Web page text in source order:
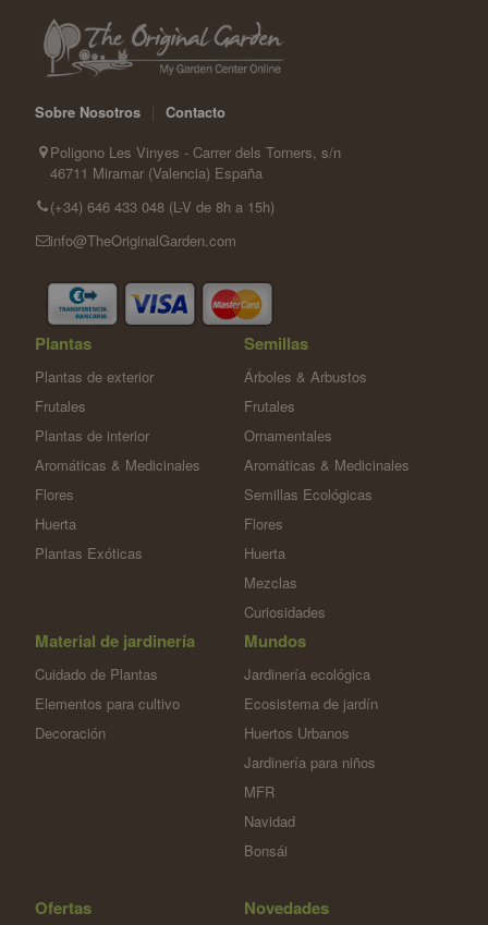
Sobre Nosotros
Contacto
Poligono Les Vinyes - Carrer dels Torners, s/n
46711 Miramar (Valencia) España
(+34) 646 433 048 (L-V de 8h a 15h)
info@TheOriginalGarden.com
Plantas
Plantas de exterior
Frutales
Plantas de interior
Aromáticas & Medicinales
Flores
Huerta
Plantas Exóticas
Semillas
Árboles & Arbustos
Frutales
Ornamentales
Aromáticas & Medicinales
Semillas Ecológicas
Flores
Huerta
Mezclas
Curiosidades
Material de jardinería
Cuidado de Plantas
Elementos para cultivo
Decoración
Mundos
Jardinería ecológica
Ecosistema de jardín
Huertos Urbanos
Jardinería para niños
MFR
Navidad
Bonsái
Ofertas Novedades